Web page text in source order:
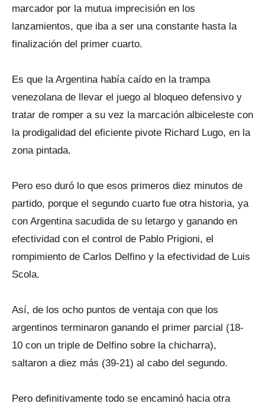
marcador por la mutua imprecisión en los
lanzamientos, que iba a ser una constante hasta la
finalización del primer cuarto.
Es que la Argentina había caído en la trampa
venezolana de llevar el juego al bloqueo defensivo y
tratar de romper a su vez la marcación albiceleste con
la prodigalidad del eficiente pivote Richard Lugo, en la
zona pintada.
Pero eso duró lo que esos primeros diez minutos de
partido, porque el segundo cuarto fue otra historia, ya
con Argentina sacudida de su letargo y ganando en
efectividad con el control de Pablo Prigioni, el
rompimiento de Carlos Delfino y la efectividad de Luis
Scola.
Así, de los ocho puntos de ventaja con que los
argentinos terminaron ganando el primer parcial (18-
10 con un triple de Delfino sobre la chicharra),
saltaron a diez más (39-21) al cabo del segundo.
Pero definitivamente todo se encaminó hacia otra